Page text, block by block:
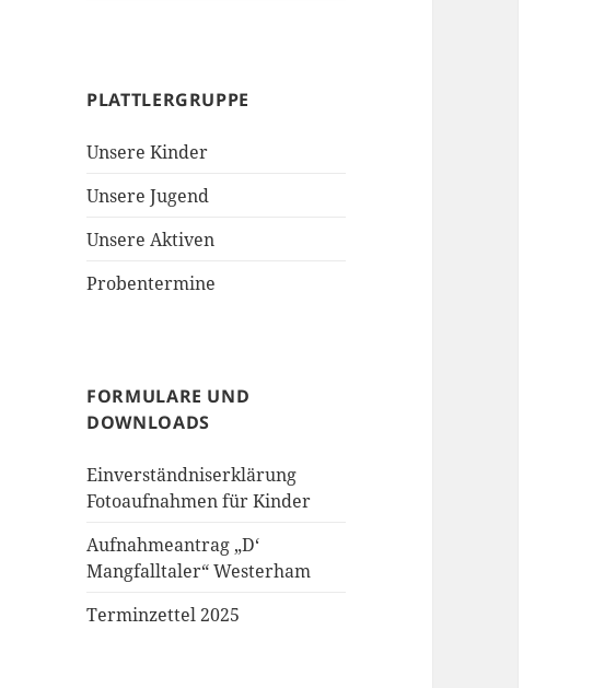
PLATTLERGRUPPE
Unsere Kinder
Unsere Jugend
Unsere Aktiven
Probentermine
FORMULARE UND
DOWNLOADS
Einverständniserklärung
Fotoaufnahmen für Kinder
Aufnahmeantrag „D‘
Mangfalltaler“ Westerham
Terminzettel 2025